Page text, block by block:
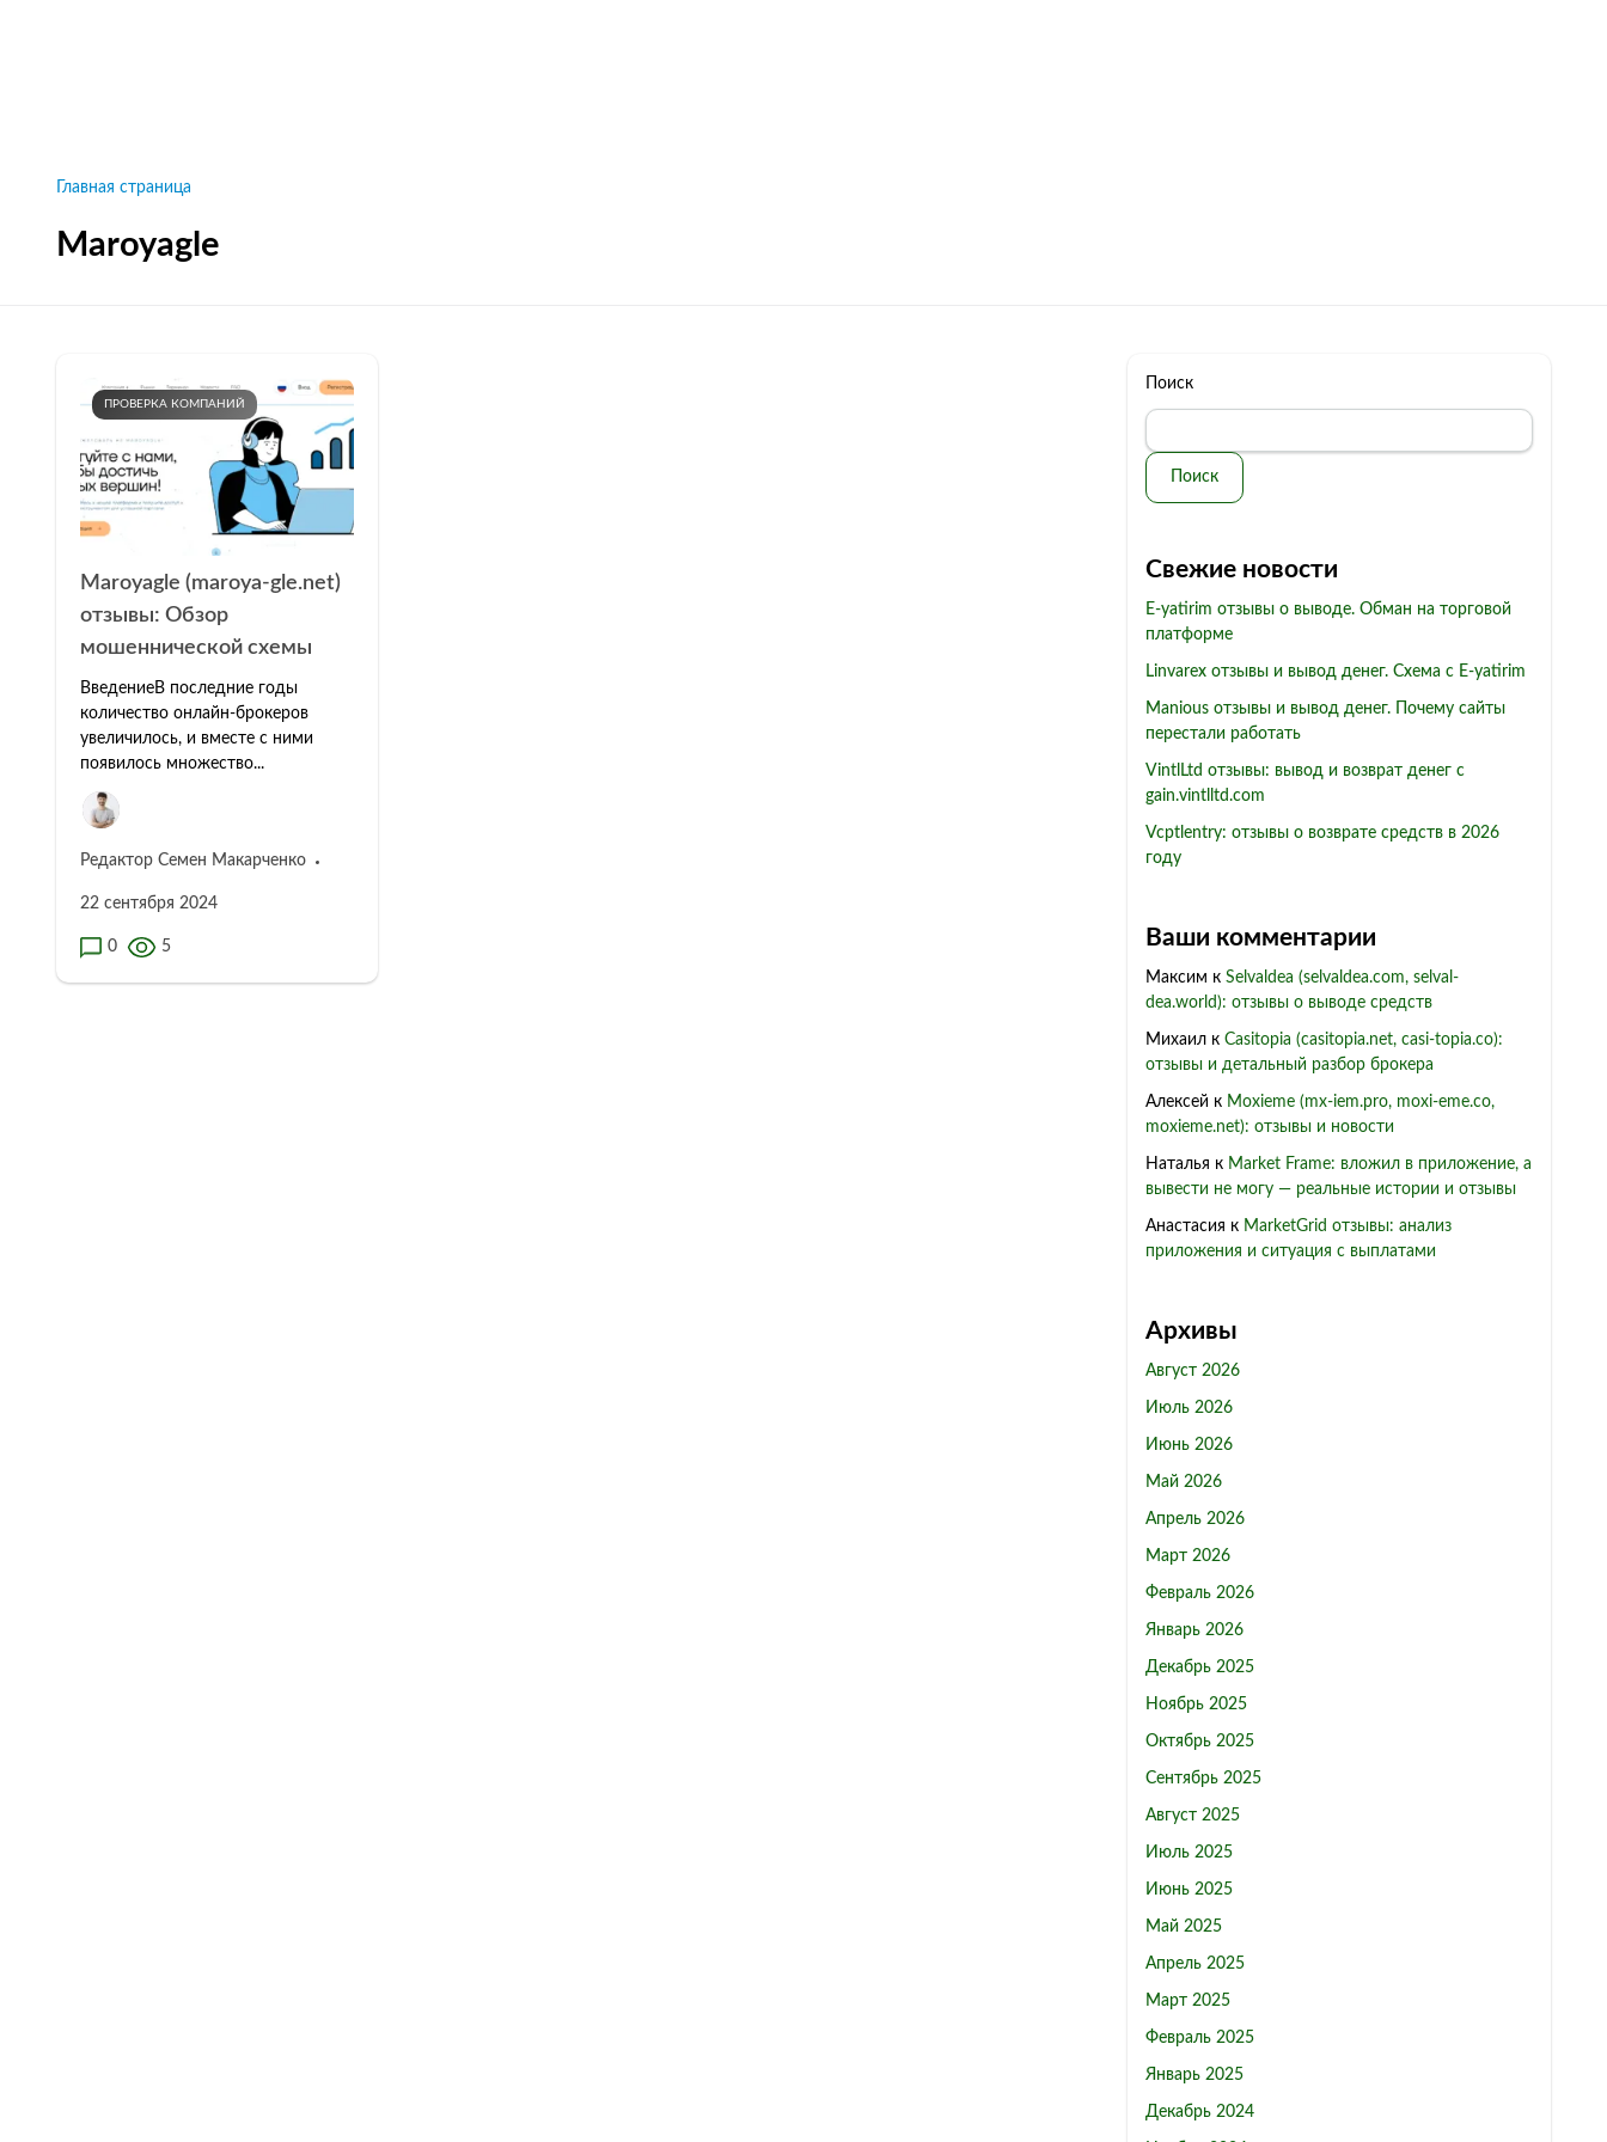
Главная страница
Maroyagle
ПРОВЕРКА КОМПАНИЙ
Maroyagle (maroya-gle.net)
отзывы: Обзор
мошеннической схемы
ВведениеВ последние годы
количество онлайн-брокеров
увеличилось, и вместе с ними
появилось множество...
Редактор Семен Макарченко
22 сентября 2024
0 5
Поиск
Поиск
Свежие новости
E-yatirim отзывы о выводе. Обман на торговой
платформе
Linvarex отзывы и вывод денег. Схема с E-yatirim
Manious отзывы и вывод денег. Почему сайты
перестали работать
VintlLtd отзывы: вывод и возврат денег с
gain.vintlltd.com
Vcptlentry: отзывы о возврате средств в 2026
году
Ваши комментарии
Максим к Selvaldea (selvaldea.com, selval-
dea.world): отзывы о выводе средств
Михаил к Casitopia (casitopia.net, casi-topia.co):
отзывы и детальный разбор брокера
Алексей к Moxieme (mx-iem.pro, moxi-eme.co,
moxieme.net): отзывы и новости
Наталья к Market Frame: вложил в приложение, а
вывести не могу — реальные истории и отзывы
Анастасия к MarketGrid отзывы: анализ
приложения и ситуация с выплатами
Архивы
Август 2026
Июль 2026
Июнь 2026
Май 2026
Апрель 2026
Март 2026
Февраль 2026
Январь 2026
Декабрь 2025
Ноябрь 2025
Октябрь 2025
Сентябрь 2025
Август 2025
Июль 2025
Июнь 2025
Май 2025
Апрель 2025
Март 2025
Февраль 2025
Январь 2025
Декабрь 2024